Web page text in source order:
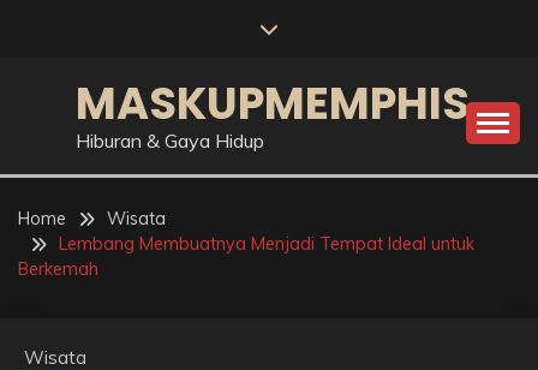
MASKUPMEMPHIS
Hiburan & Gaya Hidup
Home
Wisata
Lembang Membuatnya Menjadi Tempat Ideal untuk
Berkemah
Wisata